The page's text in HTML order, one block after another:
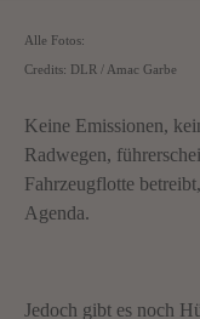
Alle Fotos:
Credits: DLR / Amac Garbe
Keine Emissionen,
Radwegen,
Fahrzeugflotte
Agenda.
Jedoch gibt es noch